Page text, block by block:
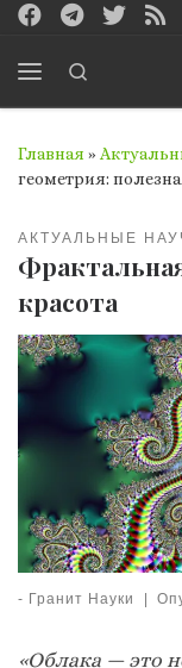
Перейти к
Главная »
геометрия:
АКТУАЛЬНЫЕ
красота
- Гранит Науки |
«Облака — это